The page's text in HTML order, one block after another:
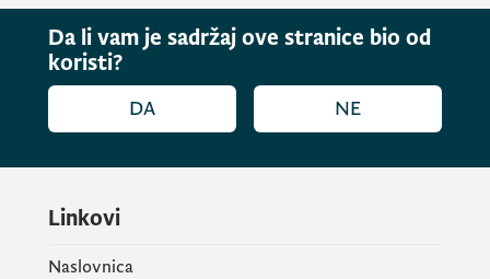
Da li vam je sadržaj ove stranice bio od
koristi?
DA NE
Linkovi
Naslovnica